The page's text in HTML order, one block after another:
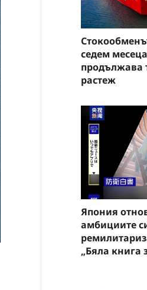
седем
продължава
растеж
Япония
амбициите
„Бяла книга